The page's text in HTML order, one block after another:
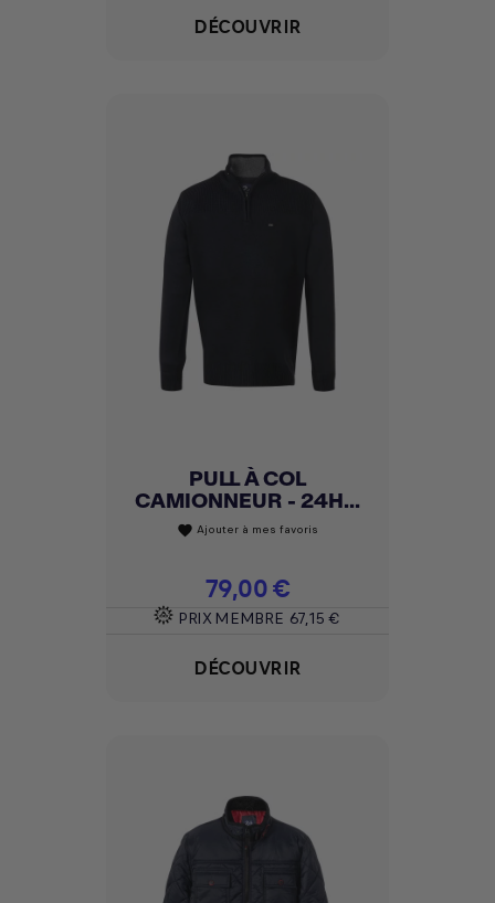
DÉCOUVRIR
PULL À COL
CAMIONNEUR - 24H...
favorite Ajouter à mes favoris
Prix
79,00 €
PRIX MEMBRE 67,15 €
DÉCOUVRIR